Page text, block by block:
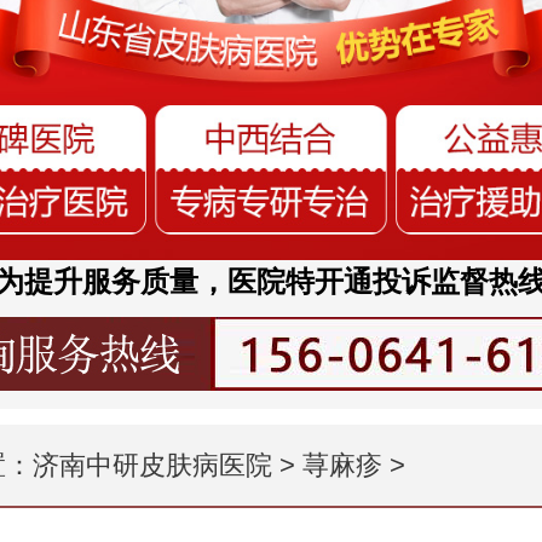
提升服务质量，医院特开通投诉监督热
济南中研皮肤病医院> 荨麻疹 >